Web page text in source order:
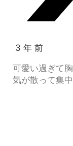
3 年 前
可愛い過ぎて
気が散って集